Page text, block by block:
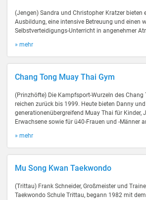
(Jengen) Sandra und Christopher Kratzer bieten
Ausbildung, eine intensive Betreuung und einen
Selbstverteidigungs-Unterricht in angenehmer
» mehr
Chang Tong Muay Thai Gym
(Prinzhöfte) Die Kampfsport-Wurzeln des Chang
reichen zurück bis 1999. Heute bieten Danny und
generationenübergreifend Muay Thai für Kinder,
Erwachsene sowie für ü40-Frauen und -Männer
» mehr
Mu Song Kwan Taekwondo
(Trittau) Frank Schneider, Großmeister und
Taekwondo Schule Trittau, begann 1982 mit